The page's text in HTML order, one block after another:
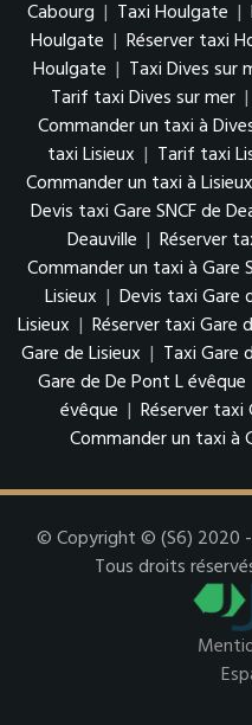
Cabourg | Taxi Houlgate |
Houlgate | Réserver taxi
Houlgate | Taxi Dives sur
Tarif taxi Dives sur mer |
Commander un taxi à
taxi Lisieux | Tarif taxi
Commander un taxi à Lisieux
Devis taxi Gare SNCF de
Deauville | Réserver
Commander un taxi à Gare
Lisieux | Devis taxi Gare
Lisieux | Réserver taxi Gare
Gare de Lisieux | Taxi Gare
Gare de De Pont L évêque
évêque | Réserver taxi
Commander un taxi à
© Copyright © (S6) 2020
Tous droits